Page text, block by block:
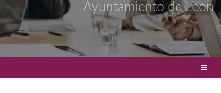
Ayuntamiento de Leon